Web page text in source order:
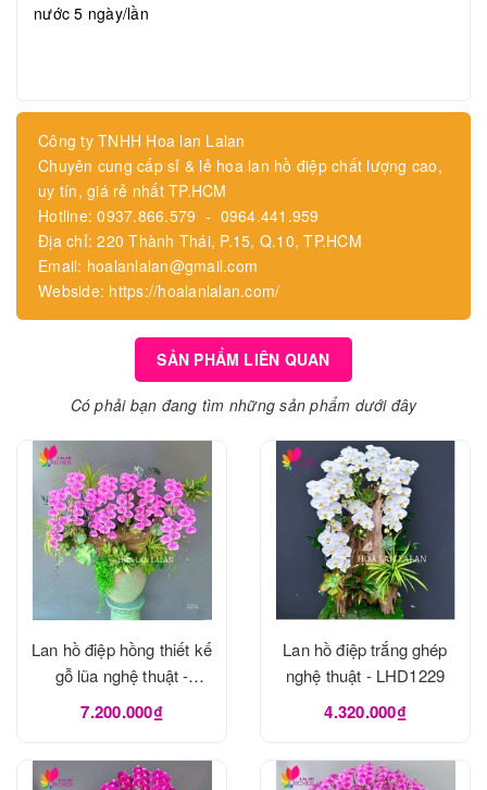
nước 5 ngày/lần
Công ty TNHH Hoa lan Lalan
Chuyên cung cấp sỉ & lẻ hoa lan hồ điệp chất lượng cao,
uy tín, giá rẻ nhất TP.HCM
Hotline: 0937.866.579 - 0964.441.959
Địa chỉ: 220 Thành Thái, P.15, Q.10, TP.HCM
Email: hoalanlalan@gmail.com
Webside: https://hoalanlalan.com/
SẢN PHẨM LIÊN QUAN
Có phải bạn đang tìm những sản phẩm dưới đây
Lan hồ điệp hồng thiết kế
gỗ lũa nghệ thuật -
LHD1273
7.200.000₫
Lan hồ điệp trắng ghép
nghệ thuật - LHD1229
4.320.000₫